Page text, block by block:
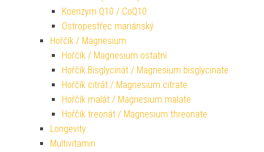
Koenzym Q10 / CoQ10
Ostropestřec mariánský
Hořčík / Magnesium
Hořčík / Magnesium ostatní
Hořčík Bisglycinát / Magnesium bisglycinate
Hořčík citrát / Magnesium citrate
Hořčík malát / Magnesium malate
Hořčík treonát / Magnesium threonate
Longevity
Multivitamin